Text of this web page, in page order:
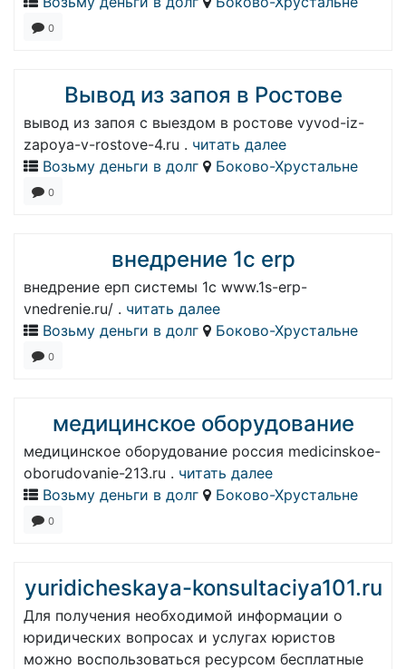
0
Вывод из запоя в Ростове
вывод из запоя с выездом в ростове vyvod-iz-
zapoya-v-rostove-4.ru . читать далее
Возьму деньги в долг
Боково-Хрустальне
0
внедрение 1с erp
внедрение ерп системы 1с www.1s-erp-
vnedrenie.ru/ . читать далее
Возьму деньги в долг
Боково-Хрустальне
0
медицинское оборудование
медицинское оборудование россия medicinskoe-
oborudovanie-213.ru . читать далее
Возьму деньги в долг
Боково-Хрустальне
0
yuridicheskaya-konsultaciya101.ru
Для получения необходимой информации о
юридических вопросах и услугах юристов
можно воспользоваться ресурсом бесплатные